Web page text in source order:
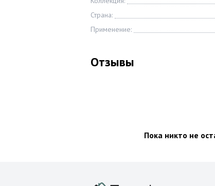
Страна:
Применение:
Отзывы
Пока никто не